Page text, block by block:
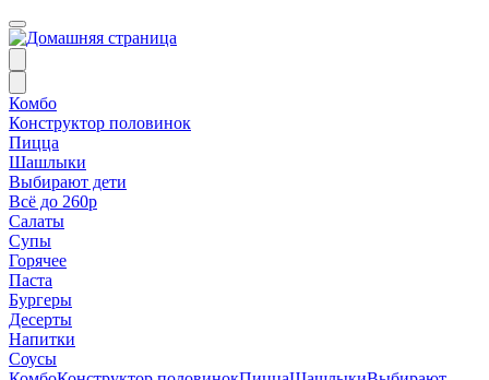
Комбо
Конструктор половинок
Пицца
Шашлыки
Выбирают дети
Всё до 260р
Салаты
Супы
Горячее
Паста
Бургеры
Десерты
Напитки
Соусы